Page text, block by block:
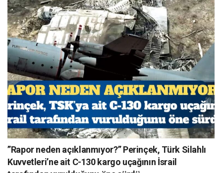
”Rapor neden açıklanmıyor?” Perinçek, Türk Silahlı
Kuvvetleri’ne ait C-130 kargo uçağının İsrail